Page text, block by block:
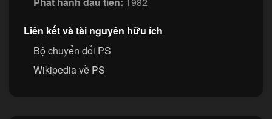
Liên kết và tài nguyên hữu ích
Bộ chuyển đổi PS
Wikipedia về PS